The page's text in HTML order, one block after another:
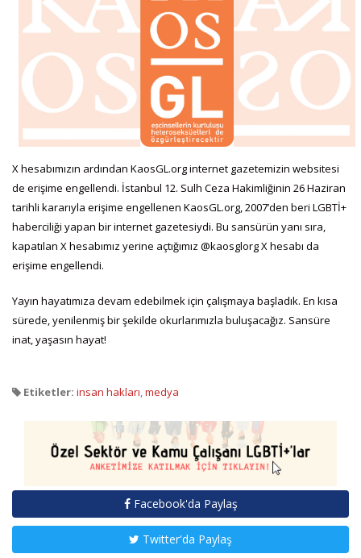
X hesabımızın ardından KaosGL.org internet gazetemizin websitesi
de erişime engellendi. İstanbul 12. Sulh Ceza Hakimliğinin 26 Haziran
tarihli kararıyla erişime engellenen KaosGL.org, 2007’den beri LGBTİ+
haberciliği yapan bir internet gazetesiydi. Bu sansürün yanı sıra,
kapatılan X hesabımız yerine açtığımız @kaosglorg X hesabı da
erişime engellendi.
Yayın hayatımıza devam edebilmek için çalışmaya başladık. En kısa
sürede, yenilenmiş bir şekilde okurlarımızla buluşacağız. Sansüre
inat, yaşasın hayat!
Etiketler: insan hakları,medya
Facebook'da Paylaş
Twitter'da Paylaş